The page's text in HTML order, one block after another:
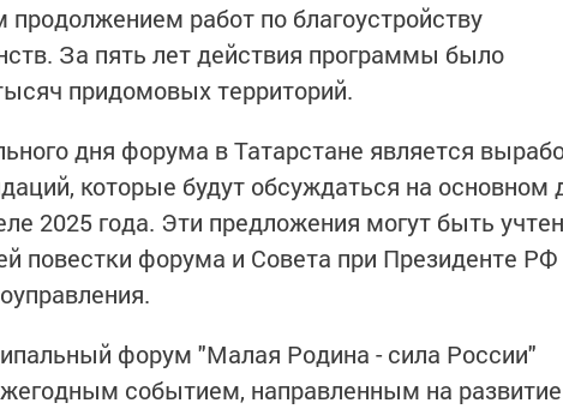
продолжением работ по благоустройству
За пять лет действия программы было
придомовых территорий.
дня форума в Татарстане является
которые будут обсуждаться на основном
2025 года. Эти предложения могут быть
повестки форума и Совета при Президенте РФ
форум "Малая Родина - сила России"
событием, направленным на развитие